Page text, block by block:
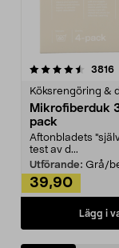
3816
Köksrengöring &
Mikrofiberduk
pack
Aftonbladets
test av d...
Utförande: Grå/
39,90
Lägg i
4.0av 5